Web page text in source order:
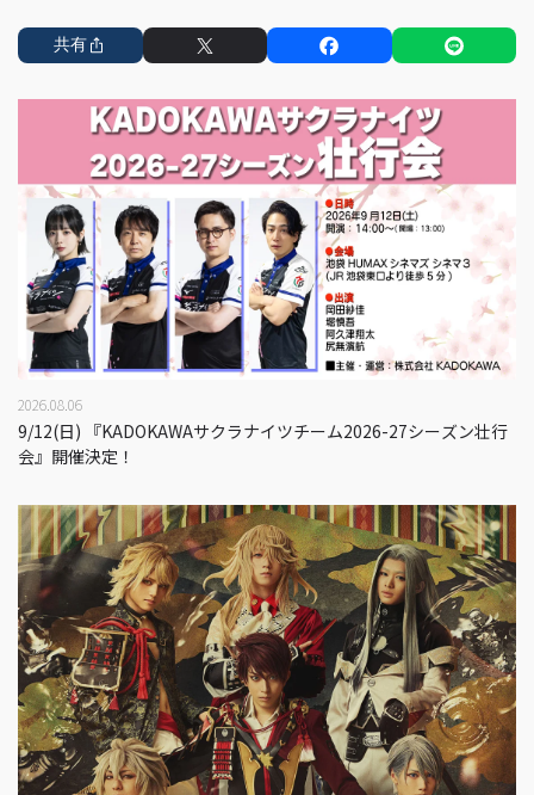
共有
2026.08.06
9/12(日) 『KADOKAWAサクラナイツチーム2026-27シーズン壮行
会』開催決定！